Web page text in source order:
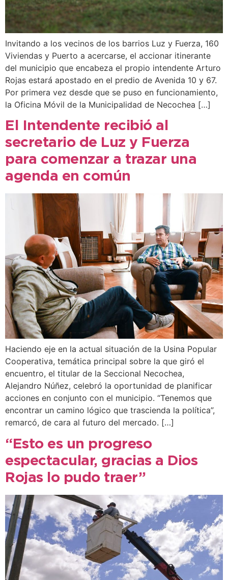
Invitando a los vecinos de los barrios Luz y Fuerza, 160
Viviendas y Puerto a acercarse, el accionar itinerante
del municipio que encabeza el propio intendente Arturo
Rojas estará apostado en el predio de Avenida 10 y 67.
Por primera vez desde que se puso en funcionamiento,
la Oficina Móvil de la Municipalidad de Necochea […]
El Intendente recibió al
secretario de Luz y Fuerza
para comenzar a trazar una
agenda en común
Haciendo eje en la actual situación de la Usina Popular
Cooperativa, temática principal sobre la que giró el
encuentro, el titular de la Seccional Necochea,
Alejandro Núñez, celebró la oportunidad de planificar
acciones en conjunto con el municipio. “Tenemos que
encontrar un camino lógico que trascienda la política”,
remarcó, de cara al futuro del mercado. […]
“Esto es un progreso
espectacular, gracias a Dios
Rojas lo pudo traer”